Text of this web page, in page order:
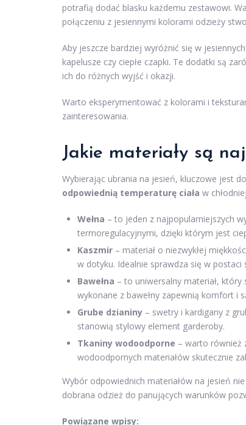
potrafią dodać blasku każdemu zestawowi.
połączeniu z jesiennymi kolorami odzieży
Aby jeszcze bardziej wyróżnić się w
kapelusze czy ciepłe czapki. Te dodatki są
ich do różnych wyjść i okazji.
Warto eksperymentować z kolorami i
zainteresowania.
Jakie materiały są
Wybierając ubrania na jesień, kluczowe jest
odpowiednią temperaturę ciała w
Wełna – to jeden z najpopularniejszych
termoregulacyjnymi, dzięki którym jest
Kaszmir – materiał o niezwykłej
w dotyku. Idealnie sprawdza się w postaci
Bawełna – to uniwersalny materiał, który
wykonane z bawełny zapewnią komfort i
Grube dzianiny – swetry i kardigany z
stanowią stylowy element garderoby.
Tkaniny wodoodporne – warto również
wodoodpornych materiałów skutecznie
Wybór odpowiednich materiałów na jesień
dobrana odzież do panujących warunków
Powiązane wpisy: